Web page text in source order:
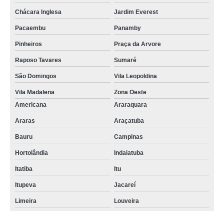
Chácara Inglesa Jardim Everest
Pacaembu Panamby
Pinheiros Praça da Arvore
Raposo Tavares Sumaré
São Domingos Vila Leopoldina
Vila Madalena
Zona Oeste
Americana
Araraquara
Araras Araçatuba
Bauru Campinas
Hortolândia Indaiatuba
Itatiba Itu
Itupeva Jacareí
Limeira Louveira